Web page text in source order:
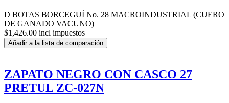
D BOTAS BORCEGUÍ No. 28 MACROINDUSTRIAL (CUERO
DE GANADO VACUNO)
$1,426.00 incl impuestos
Añadir a la lista de comparación
ZAPATO NEGRO CON CASCO 27
PRETUL ZC-027N